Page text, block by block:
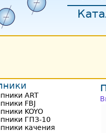
ART
FBJ
KOYO
ГПЗ-10
качения